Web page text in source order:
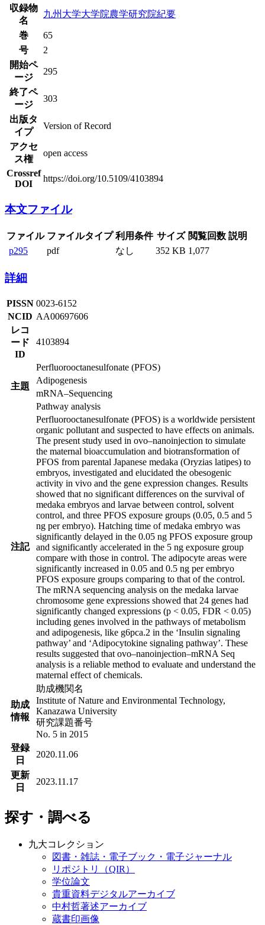
収録物
名
九州大学大学院農学研究院紀要
巻
65
号
2
開始ペ
ージ
295
終了ペ
ージ
303
出版タ
イプ
Version of Record
アクセ
ス権
open access
Crossref
DOI
https://doi.org/10.5109/4103894
本文ファイル
ファイル ファイルタイプ 利用条件 サイズ 閲覧回数 説明
p295
pdf なし 352 KB 1,077
詳細
PISSN 0023-6152
NCID AA00697606
レコ
ード
ID
4103894
主題
Perfluorooctanesulfonate (PFOS)
Adipogenesis
mRNA–Sequencing
Pathway analysis
注記
Perfluorooctanesulfonate (PFOS) is a worldwide persistent
organic pollutant and suspected to have effects on animals.
The present study used in ovo–nanoinjection to simulate
the maternal bioaccumulation and biotransformation of
PFOS from parental Japanese medaka (Oryzias latipes) to
embryos, investigated and elucidated the obesogenic
activity in vivo and the gene expression changes. Results
showed that no significant differences on the survival of
medaka embryos and larvae between control, solvent
control, and three PFOS exposure groups (0.05, 0.5 and 5
ng per embryo). Hatching time of medaka embryo was
significantly delayed in the 0.05 ng PFOS exposure group
and significantly accelerated in the 5 ng exposure group
compare with those in control. The adipocyte areas were
significantly increased in 0.05 and 0.5 ng per embryo
PFOS exposure groups comparing to that of the control.
The mRNA sequencing analysis on the medaka larvae
chromosome gene expressions showed that 24 genes had
significantly changed expressions (p < 0.05, FDR < 0.05)
including genes involved in the pathways of metabolism
and adipogenesis, like g6pca.2 in the ‘Insulin signaling
pathway’ and ‘Adipocytokine signaling pathway’. These
results suggested that ovo–nanoinjection–mRNA Seq
analysis is a reliable method to evaluate and understand the
maternal effect of chemicals.
助成
情報
助成機関名
Institute of Nature and Environmental Technology,
Kanazawa University
研究課題番号
No. 5 in 2015
登録
日
2020.11.06
更新
日
2023.11.17
探す・調べる
九大コレクション
図書・雑誌・電子ブック・電子ジャーナル
リポジトリ（QIR）
学位論文
貴重資料デジタルアーカイブ
中村哲著述アーカイブ
蔵書印画像